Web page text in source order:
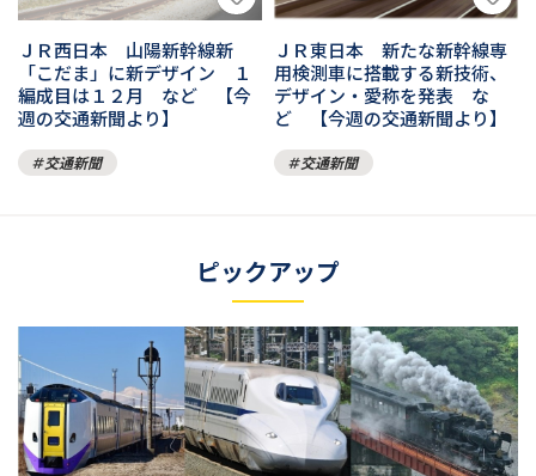
ＪＲ西日本 山陽新幹線新
「こだま」に新デザイン １
編成目は１２月 など 【今
週の交通新聞より】
交通新聞
ＪＲ東日本 新たな新幹線専
用検測車に搭載する新技術、
デザイン・愛称を発表 な
ど 【今週の交通新聞より】
交通新聞
ピックアップ